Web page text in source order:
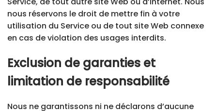
nous réservons le droit de mettre fin à votre
utilisation du Service ou de tout site Web connexe
en cas de violation des usages interdits.
Exclusion de garanties et
limitation de responsabilité
Nous ne garantissons ni ne déclarons d’aucune